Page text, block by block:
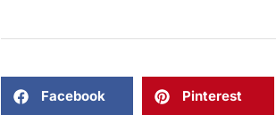
Facebook Pinterest